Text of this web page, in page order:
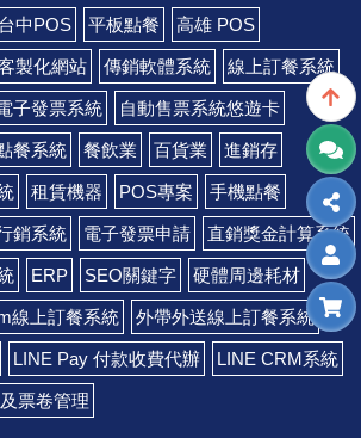
台中POS 平板點餐 高雄 POS
製化網站 傳銷軟體系統 線上訂餐系統
子發票系統 自動售票系統悠遊卡
餐系統 餐飲業 百貨業 進銷存
租賃機器 POS專案 手機點餐
銷系統 電子發票申請 直銷獎金計算系統
ERP SEO關鍵字 硬體周邊耗材
線上訂餐系統 外帶外送線上訂餐系統
LINE Pay 付款收費代辦 LINE CRM系統
票卷管理